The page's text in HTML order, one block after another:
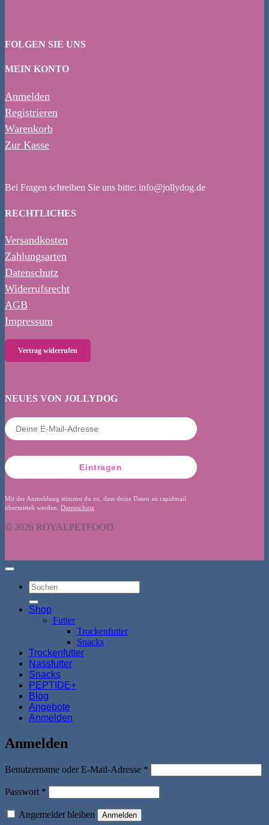
FOLGEN SIE UNS
MEIN KONTO
Anmelden
Registrieren
Warenkorb
Zur Kasse
Bei Fragen schreiben Sie uns bitte: info@jollydog.de
RECHTLICHES
Versandkosten
Zahlungsarten
Datenschutz
Widerrufsrecht
AGB
Impressum
Vertrag widerrufen
NEUES VON JOLLYDOG
Eintragen
Mit der Anmeldung stimmst du zu, dass deine Daten an rapidmail
übermittelt werden. Datenschutz
© 2026 ROYALPETFOOD
Suchen
nach:
Shop
Futter
Trockenfutter
Snacks
Trockenfutter
Nassfutter
Snacks
PEPTIDE+
Blog
Angebote
Anmelden
Anmelden
Benutzername oder E-Mail-Adresse *
Passwort *
Angemeldet bleiben Anmelden